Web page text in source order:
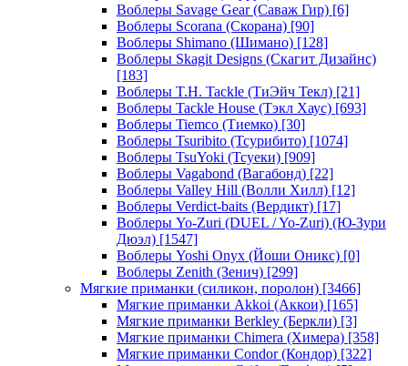
Воблеры Savage Gear (Саваж Гир) [6]
Воблеры Scorana (Скорана) [90]
Воблеры Shimano (Шимано) [128]
Воблеры Skagit Designs (Скагит Дизайнс)
[183]
Воблеры T.H. Tackle (ТиЭйч Текл) [21]
Воблеры Tackle House (Тэкл Хаус) [693]
Воблеры Tiemco (Тиемко) [30]
Воблеры Tsuribito (Тсурибито) [1074]
Воблеры TsuYoki (Тсуеки) [909]
Воблеры Vagabond (Вагабонд) [22]
Воблеры Valley Hill (Волли Хилл) [12]
Воблеры Verdict-baits (Вердикт) [17]
Воблеры Yo-Zuri (DUEL / Yo-Zuri) (Ю-Зури
Дюэл) [1547]
Воблеры Yoshi Onyx (Йоши Оникс) [0]
Воблеры Zenith (Зенич) [299]
Мягкие приманки (силикон, поролон) [3466]
Мягкие приманки Akkoi (Аккои) [165]
Мягкие приманки Berkley (Беркли) [3]
Мягкие приманки Chimera (Химера) [358]
Мягкие приманки Condor (Кондор) [322]